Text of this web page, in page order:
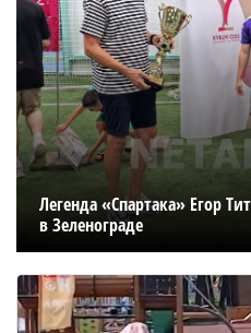
Легенда «Спартака» Егор
в Зеленограде